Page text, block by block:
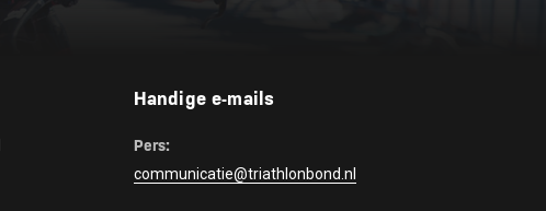
Handige e-mails
Pers:
communicatie@triathlonbond.nl